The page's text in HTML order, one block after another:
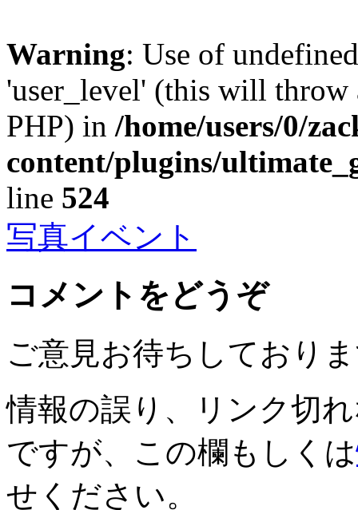
Warning: Use of
'user_level' (this will
PHP) in /home/users/0/
content/plugins/
line 524
写真イベント
コメントをどうぞ
ご意見お待ちしており
情報の誤り、リンク切
ですが、この欄もしくは
せください。